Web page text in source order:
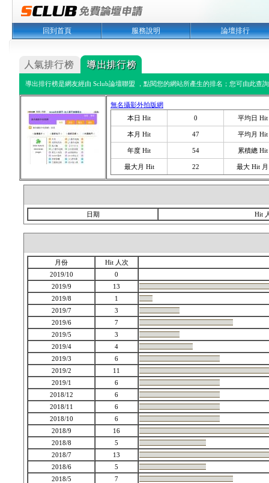
回到首頁 服務說明 論壇排行
導出排行榜是網友經由 Sclub論壇聯盟 ，點閱您的網站所產生的排名；您可由此查
無名攝影外拍版網
本日 Hit
0 平均日 Hit
本月 Hit 47 平均月 Hit
年度 Hit 54 累積總 Hit
最大月 Hit 22 最大 Hit 月
日期 Hit
月份
Hit 人次
2019/10
0
2019/9
13
2019/8
1
2019/7
3
2019/6
7
2019/5
3
2019/4
4
2019/3
6
2019/2
11
2019/1
6
2018/12
6
2018/11
6
2018/10
6
2018/9
16
2018/8
5
2018/7
13
2018/6
5
2018/5
7